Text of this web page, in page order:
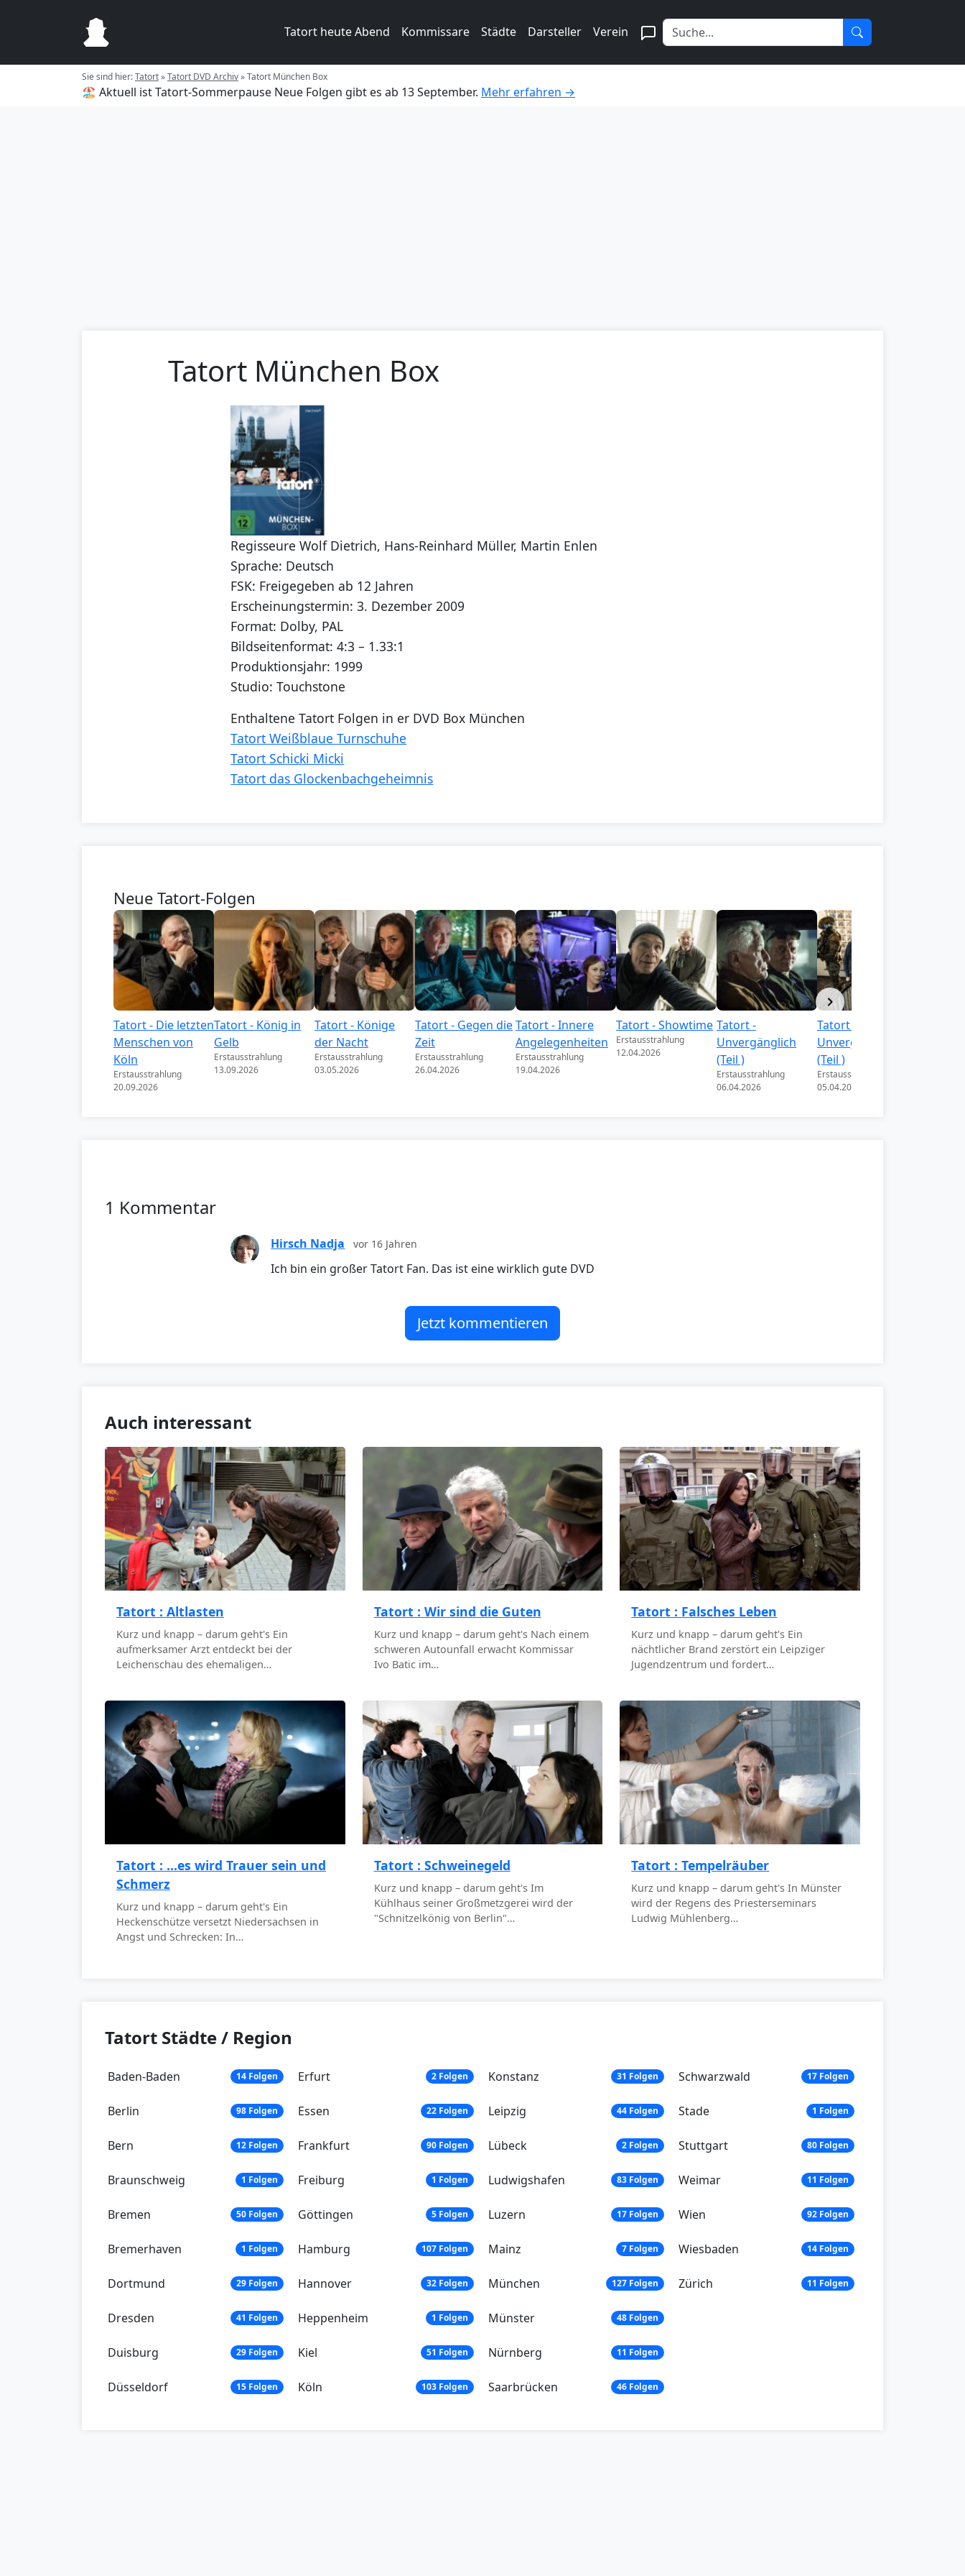
Tatort heute Abend Kommissare Städte Darsteller Verein
Sie sind hier:Tatort»Tatort DVD Archiv»Tatort München Box
🏖️ Aktuell ist Tatort-Sommerpause Neue Folgen gibt es ab 13 September. Mehr erfahren →
Tatort München Box
Regisseure Wolf Dietrich, Hans-Reinhard Müller, Martin Enlen
Sprache: Deutsch
FSK: Freigegeben ab 12 Jahren
Erscheinungstermin: 3. Dezember 2009
Format: Dolby, PAL
Bildseitenformat: 4:3 – 1.33:1
Produktionsjahr: 1999
Studio: Touchstone
Enthaltene Tatort Folgen in er DVD Box München
Tatort Weißblaue Turnschuhe
Tatort Schicki Micki
Tatort das Glockenbachgeheimnis
Neue Tatort-Folgen
Tatort - Die letzten
Menschen von
Köln
Erstausstrahlung
20.09.2026
Tatort - König in
Gelb
Erstausstrahlung
13.09.2026
Tatort - Könige
der Nacht
Erstausstrahlung
03.05.2026
Tatort - Gegen die
Zeit
Erstausstrahlung
26.04.2026
Tatort - Innere
Angelegenheiten
Erstausstrahlung
19.04.2026
Tatort - Showtime
Erstausstrahlung
12.04.2026
Tatort -
Unvergänglich
(Teil )
Erstausstrahlung
06.04.2026
Tatort -
Unvergänglich
(Teil )
Erstausstrahlung
05.04.2026
1 Kommentar
Hirsch Nadja vor 16 Jahren
Ich bin ein großer Tatort Fan. Das ist eine wirklich gute DVD
Jetzt kommentieren
Auch interessant
Tatort : Altlasten
Kurz und knapp – darum geht's Ein
aufmerksamer Arzt entdeckt bei der
Leichenschau des ehemaligen…
Tatort : Wir sind die Guten
Kurz und knapp – darum geht's Nach einem
schweren Autounfall erwacht Kommissar
Ivo Batic im…
Tatort : Falsches Leben
Kurz und knapp – darum geht's Ein
nächtlicher Brand zerstört ein Leipziger
Jugendzentrum und fordert…
Tatort : ...es wird Trauer sein und
Schmerz
Kurz und knapp – darum geht's Ein
Heckenschütze versetzt Niedersachsen in
Angst und Schrecken: In…
Tatort : Schweinegeld
Kurz und knapp – darum geht's Im
Kühlhaus seiner Großmetzgerei wird der
"Schnitzelkönig von Berlin"…
Tatort : Tempelräuber
Kurz und knapp – darum geht's In Münster
wird der Regens des Priesterseminars
Ludwig Mühlenberg…
Tatort Städte / Region
Baden-Baden 14 Folgen
Berlin 98 Folgen
Bern 12 Folgen
Braunschweig 1 Folgen
Bremen 50 Folgen
Bremerhaven 1 Folgen
Dortmund 29 Folgen
Dresden 41 Folgen
Duisburg 29 Folgen
Düsseldorf 15 Folgen
Erfurt 2 Folgen
Essen 22 Folgen
Frankfurt 90 Folgen
Freiburg 1 Folgen
Göttingen 5 Folgen
Hamburg 107 Folgen
Hannover 32 Folgen
Heppenheim 1 Folgen
Kiel 51 Folgen
Köln 103 Folgen
Konstanz 31 Folgen
Leipzig 44 Folgen
Lübeck 2 Folgen
Ludwigshafen 83 Folgen
Luzern 17 Folgen
Mainz 7 Folgen
München 127 Folgen
Münster 48 Folgen
Nürnberg 11 Folgen
Saarbrücken 46 Folgen
Schwarzwald 17 Folgen
Stade 1 Folgen
Stuttgart 80 Folgen
Weimar 11 Folgen
Wien 92 Folgen
Wiesbaden 14 Folgen
Zürich 11 Folgen